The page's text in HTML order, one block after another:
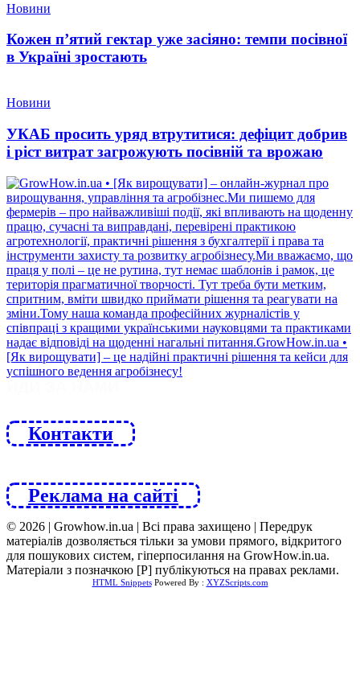
Новини
Кожен п’ятий гектар уже засіяно: темпи посівної
в Україні зростають
Новини
УКАБ просить уряд втрутитися: дефіцит добрив
і ріст витрат загрожують посівній та врожаю
Контакти
Реклама на сайті
© 2026 | Growhow.in.ua | Всі права захищено | Передрук
матеріалів дозволяється тільки за умови прямого, відкритого
для пошукових систем, гіперпосилання на GrowHow.in.ua.
Матеріали з позначкою [Р] публікуються на правах реклами.
HTML SnippetsPowered By : XYZScripts.com